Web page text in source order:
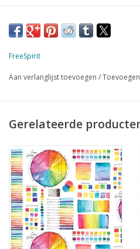
FreeSpirit
Aan verlanglijst toevoegen /
Gerelateerde